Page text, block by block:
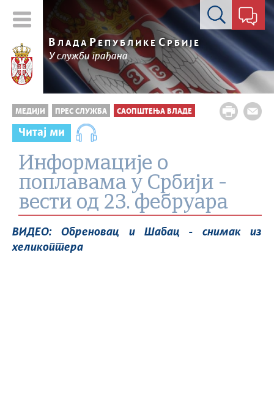
Контакт форма
В ЛАДА РЕПУБЛИКЕ СРБИЈЕ
У служби грађана
МЕДИЈИ ПРЕС СЛУЖБА САОПШТЕЊА ВЛАДЕ
Читај ми
Информације о
поплавама у Србији -
вести од 23. фебруара
ВИДЕО: Обреновац и Шабац - снимак из
хеликоптера